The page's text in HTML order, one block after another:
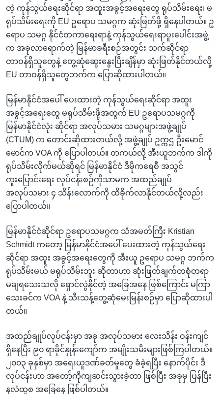
တဲ့ ကုန်သွယ်ရေးဆိုင်ရာ အထူးအခွင့်အရေးတွေ ရုပ်သိမ်းရေး၊ မ
ရုပ်သိမ်းရေးကို EU ဥရောပ သမဂ္ဂက ဆုံးဖြတ်ဖို့ ရှိနေပါတယ်။ ဥ
ရောပ သမဂ္ဂ နိုင်ငံတကာရေးရာနဲ့ ကုန်သွယ်ရေးရာပူးပေါင်းအဖွဲ့
က အခုလာရောက်တဲ့ မြန်မာခရီးစဉ်အတွင်း သက်ဆိုင်ရာ
တာဝန်ရှိသူတွေနဲ့ တွေ့ဆုံဆွေးနွေးပြီးချိန်မှာ ဆုံးဖြတ်နိုင်တယ်လို့
EU တာဝန်ရှိသူတွေဘက်က ပြောဆိုထားပါတယ်။
မြန်မာနိုင်ငံအပေါ် ပေးထားတဲ့ ကုန်သွယ်ရေးဆိုင်ရာ အထူး
အခွင့်အရေးတွေ မရုပ်သိမ်းဖို့အတွက် EU ဥရောပသမဂ္ဂကို
မြန်မာနိုင်ငံလုံး ဆိုင်ရာ အလုပ်သမား သမဂ္ဂများအဖွဲ့ချုပ်
(CTUM) က တောင်းဆိုထားတယ်လို့ အဖွဲ့ချုပ် ဥက္ကဌ ဦးမောင်
မောင်က VOA ကို ပြောပါတယ်။ တကယ်လို့ အီးယူဘက်က ဒါကို
ရုပ်သိမ်းလိုက်မယ်ဆိုရင် မြန်မာနိုင်ငံ ဒီမိုကရေစီ အသွင်
ကူးပြောင်းရေး လုပ်ငန်းစဉ်ကိုသာမက အထည်ချုပ်
အလုပ်သမား ၄ သိန်းလောက်ကို ထိခိုက်လာနိုင်တယ်လို့လည်း
ပြောပါတယ်။
မြန်မာနိုင်ငံဆိုင်ရာ ဥရောပသမဂ္ဂက သံအမတ်ကြီး Kristian
Schmidt ကတော့ မြန်မာနိုင်ငံအပေါ် ပေးထားတဲ့ ကုန်သွယ်ရေး
ဆိုင်ရာ အထူး အခွင့်အရေးတွေကို အီးယူ ဥရောပ သမဂ္ဂ ဘက်က
ရုပ်သိမ်းမယ် မရုပ်သိမ်းဘူး ဆိုတာဟာ ဆုံးဖြတ်ချက်တစုံတရာ
မချရသေးသလို ရှောင်လွဲနိုင်တဲ့ အခြေအနေ ဖြစ်ကြောင်း မကြာ
သေးခင်က VOA နဲ့ သီးသန့်တွေ့ဆုံမေးမြန်းစဉ်မှာ ပြောဆိုထားပါ
တယ်။
အထည်ချုပ်လုပ်ငန်းမှာ အခု အလုပ်သမား လေးသိန်း ဝန်းကျင်
ရှိနေပြီး ၉၀ ရာခိုင်နှုန်းကျော်က အမျိုးသမီးများဖြစ်ကြပါတယ်။
၂၀၀၃ ခုနှစ်မှာ အရေးယူဒဏ်ခတ်မှုတွေ ခံခဲ့ရပြီး နောက်ပိုင်း ဒီ
လုပ်ငန်းဟာ အတော့်ကိုကျဆင်းသွားခဲ့တာ ဖြစ်ပြီး အခုမှ ပြန်ပြီး
နလံထူစ အခြေနေ ဖြစ်ပါတယ်။